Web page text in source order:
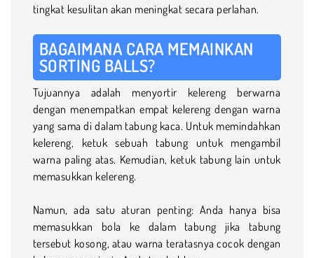
tingkat kesulitan akan meningkat secara perlahan.
BAGAIMANA CARA MEMAINKAN
SORTING BALLS?
Tujuannya adalah menyortir kelereng berwarna
dengan menempatkan empat kelereng dengan warna
yang sama di dalam tabung kaca. Untuk memindahkan
kelereng, ketuk sebuah tabung untuk mengambil
warna paling atas. Kemudian, ketuk tabung lain untuk
memasukkan kelereng.
Namun, ada satu aturan penting: Anda hanya bisa
memasukkan bola ke dalam tabung jika tabung
tersebut kosong, atau warna teratasnya cocok dengan